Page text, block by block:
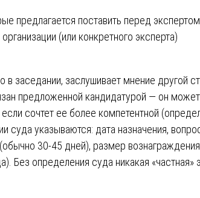
предлагается поставить перед экспертом
(или конкретного эксперта)
в заседании, заслушивает мнение другой
предложенной кандидатурой — он может
если сочтет ее более компетентной
суда указываются: дата назначения,
30-45 дней), размер
Без определения суда никакая «частная»